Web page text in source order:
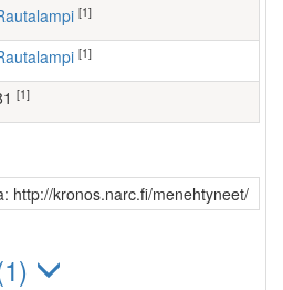
Rautalampi [1]
Rautalampi [1]
81 [1]
http://kronos.narc.fi/menehtyneet/